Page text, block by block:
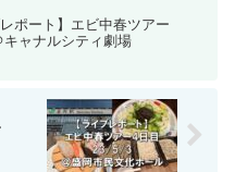
レポート】エビ中春ツアー
キャナルシティ劇場